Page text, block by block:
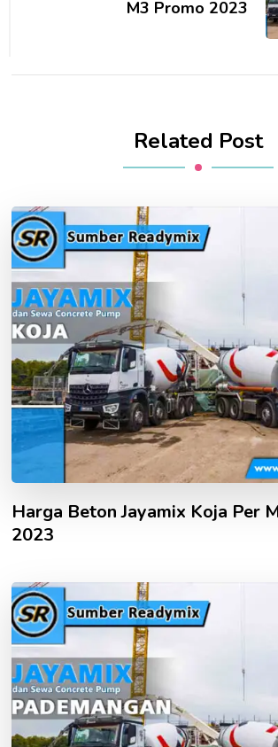
M3 Promo 2023
Related Post
Harga Beton Jayamix Koja Per
2023